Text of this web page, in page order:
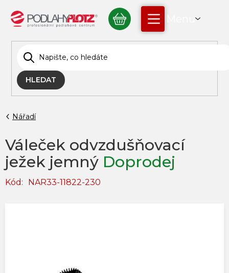
obsah
HLEDAT
NÁKUPNÍ
KOŠÍK
Nářadí
Váleček odvzdušňovací
ježek jemný Doprodej
Kód: NAR33-11822-230